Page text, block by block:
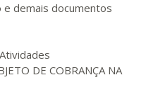
e demais documentos
DE COBRANÇA NA